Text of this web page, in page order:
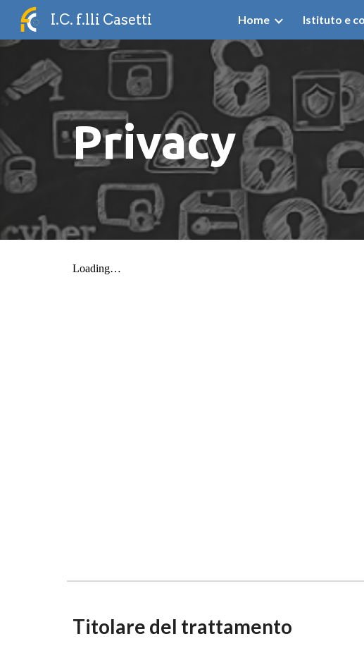
Skip to
I.C. f.lli Casetti Home Istituto e
Privacy
Titolare del trattamento